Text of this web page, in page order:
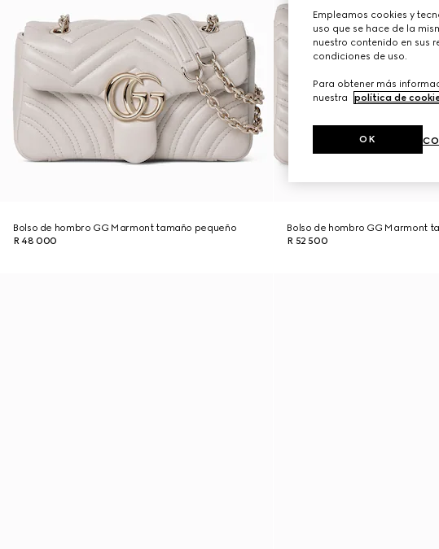
Bolso de hombro GG Marmont tamaño pequeño
R 48 000
Bolso de hombro GG Marmont
R 52 500
Empleamos cookies y
uso que se hace de la
nuestro contenido en sus
condiciones de uso.
Para obtener más
nuestra
política de
OK